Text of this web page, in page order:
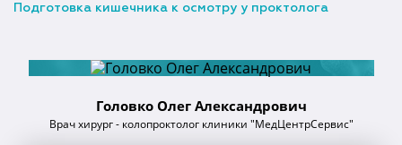
Подготовка кишечника к осмотру у проктолога
Головко Олег Александрович
Врач хирург - колопроктолог клиники "МедЦентрСервис"